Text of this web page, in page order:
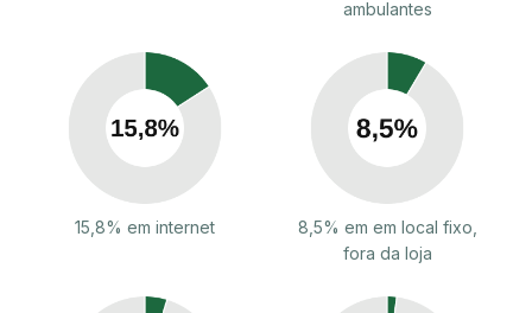
ambulantes
15,8% em internet
8,5% em em local fixo,
fora da loja